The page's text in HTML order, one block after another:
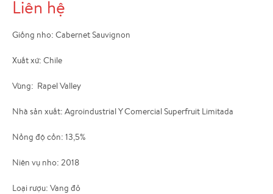
Liên hệ
Giống nho: Cabernet Sauvignon
Xuất xứ: Chile
Vùng: Rapel Valley
Nhà sản xuất: Agroindustrial Y Comercial Superfruit Limitada
Nồng độ cồn: 13,5%
Niên vụ nho: 2018
Loại rượu: Vang đỏ